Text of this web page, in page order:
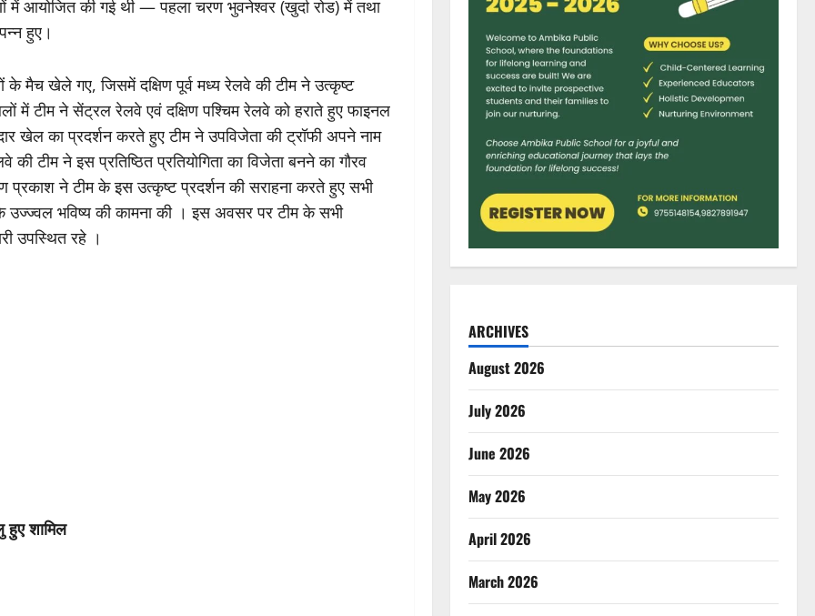
में आयोजित की गई थी — पहला चरण भुवनेश्वर (खुर्दा रोड) में तथा
हुए।
के मैच खेले गए, जिसमें दक्षिण पूर्व मध्य रेलवे की टीम ने उत्कृष्ट
टीम ने सेंट्रल रेलवे एवं दक्षिण पश्चिम रेलवे को हराते हुए फाइनल
खेल का प्रदर्शन करते हुए टीम ने उपविजेता की ट्रॉफी अपने नाम
टीम ने इस प्रतिष्ठित प्रतियोगिता का विजेता बनने का गौरव
प्रकाश ने टीम के इस उत्कृष्ट प्रदर्शन की सराहना करते हुए सभी
उज्ज्वल भविष्य की कामना की । इस अवसर पर टीम के सभी
उपस्थित रहे ।
हुए शामिल
ARCHIVES
August 2026
July 2026
June 2026
May 2026
April 2026
March 2026